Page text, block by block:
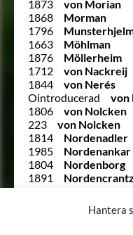
Hantera
1873
von Morian
1868
Morman
1796
1663
Möhlman
1876
Möllerheim
1712
von Nackreij
1844
von Nerés
Ointroducerad
von
1806
von Nolcken
223
von Nolcken
1814
Nordenadler
1985
Nordenankar
1804
Nordenborg
1891
Nordencrantz
Nordenfalk
Nordenfelt